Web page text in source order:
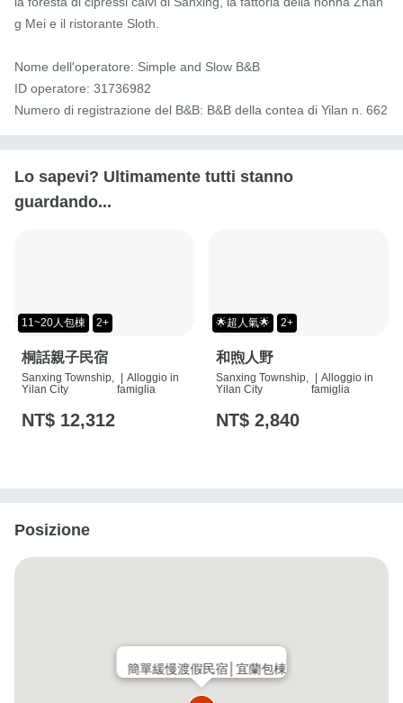
g Mei e il ristorante Sloth.
Nome dell'operatore: Simple and Slow B&B
ID operatore: 31736982
Numero di registrazione del B&B: B&B della contea di Yilan n. 662
Lo sapevi? Ultimamente tutti stanno
guardando...
11~20人包棟 2+
桐話親子民宿
Sanxing Township,
Yilan City
Alloggio in
famiglia
NT$ 12,312
🌟超人氣🌟 2+
和煦人野
Sanxing Township,
Yilan City
Alloggio in
famiglia
NT$ 2,840
Posizione
簡單緩慢渡假民宿│宜蘭包棟